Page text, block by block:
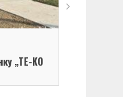
„ТЕ-KО